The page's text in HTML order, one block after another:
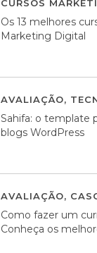
CURSOS
Os 13 melhores
Marketing Digital
AVALIAÇÃO,
Sahifa: o template
blogs WordPress
AVALIAÇÃO,
Como fazer um
Conheça os